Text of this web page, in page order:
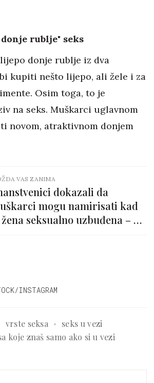
rublje" seks
donje rublje iz dva
kupiti nešto lijepo, ali žele i za
Osim toga, to je
na seks. Muškarci uglavnom
novom, atraktivnom donjem
VAS ZANIMA
dokazali da
mogu namirisati kad
seksualno uzbuđena – a
INSTAGRAM
vrste seksa
seks u vezi
koje znaš samo ako si u vezi